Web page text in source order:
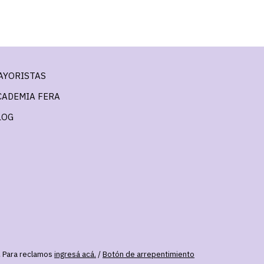
FERA
reclamos ingresá acá. /Botón de arrepentimiento